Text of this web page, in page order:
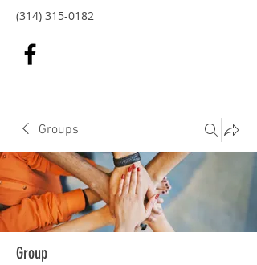
(314) 315-0182
Groups
Group